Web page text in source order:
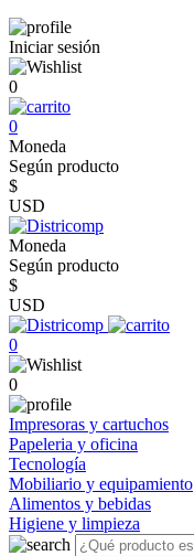
Iniciar sesión
0
0
Moneda
Según producto
$
USD
Moneda
Según producto
$
USD
0
0
Impresoras y cartuchos
Papeleria y oficina
Tecnología
Mobiliario y equipamiento
Alimentos y bebidas
Higiene y limpieza